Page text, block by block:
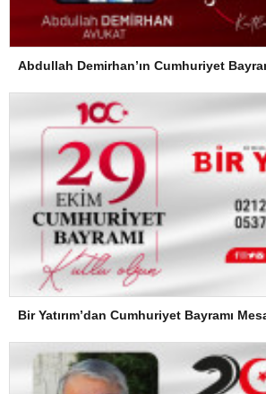
Abdullah Demirhan’ın Cumhuriyet
Bir Yatırım’dan Cumhuriyet Bayramı